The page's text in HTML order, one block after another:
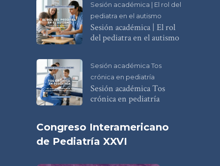
Sesión académica | El rol del
pediatra en el autismo
Sesión académica | El rol
del pediatra en el autismo
Sesión académica Tos
crónica en pediatría
Sesión académica Tos
crónica en pediatría
Congreso Interamericano
de Pediatría XXVI